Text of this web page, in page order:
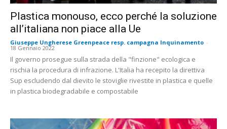
Plastica monouso, ecco perché la soluzione
all’italiana non piace alla Ue
Giuseppe Ungherese Greenpeace resp. campagna Inquinamento -
18 Gennaio 2022
Il governo prosegue sulla strada della "finzione" ecologica e
rischia la procedura di infrazione. L'Italia ha recepito la direttiva
Sup escludendo dal dievito le stoviglie rivestite in plastica e quelle
in plastica biodegradabile e compostabile